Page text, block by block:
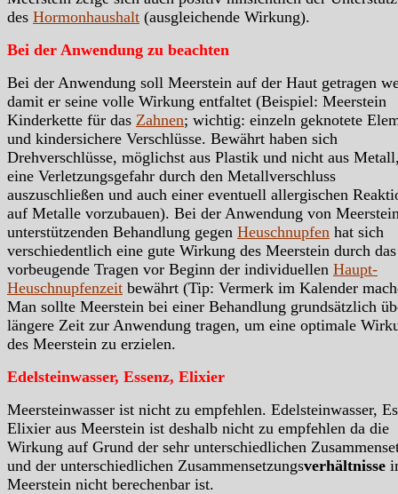
des Hormonhaushalt (ausgleichende Wirkung).
Bei der Anwendung zu beachten
Bei der Anwendung soll Meerstein auf der Haut getragen
damit er seine volle Wirkung entfaltet (Beispiel: Meerstein
Kinderkette für das Zahnen; wichtig: einzeln geknotete
und kindersichere Verschlüsse. Bewährt haben sich
Drehverschlüsse, möglichst aus Plastik und nicht aus
eine Verletzungsgefahr durch den Metallverschluss
auszuschließen und auch einer eventuell allergischen
auf Metalle vorzubauen). Bei der Anwendung von
unterstützenden Behandlung gegen Heuschnupfen hat sich
verschiedentlich eine gute Wirkung des Meerstein durch das
vorbeugende Tragen vor Beginn der individuellen Haupt-
Heuschnupfenzeit bewährt (Tip: Vermerk im Kalender
Man sollte Meerstein bei einer Behandlung grundsätzlich
längere Zeit zur Anwendung tragen, um eine optimale
des Meerstein zu erzielen.
Edelsteinwasser, Essenz, Elixier
Meersteinwasser ist nicht zu empfehlen. Edelsteinwasser,
Elixier aus Meerstein ist deshalb nicht zu empfehlen da die
Wirkung auf Grund der sehr unterschiedlichen
und der unterschiedlichen Zusammensetzungsverhältnisse
Meerstein nicht berechenbar ist.